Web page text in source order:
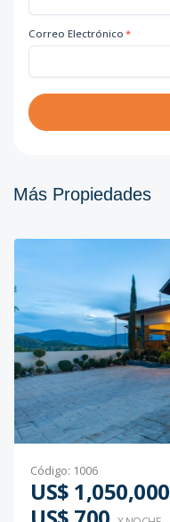
Correo Electrónico *
Más Propiedades
Código: 1006
US$ 1,050,000